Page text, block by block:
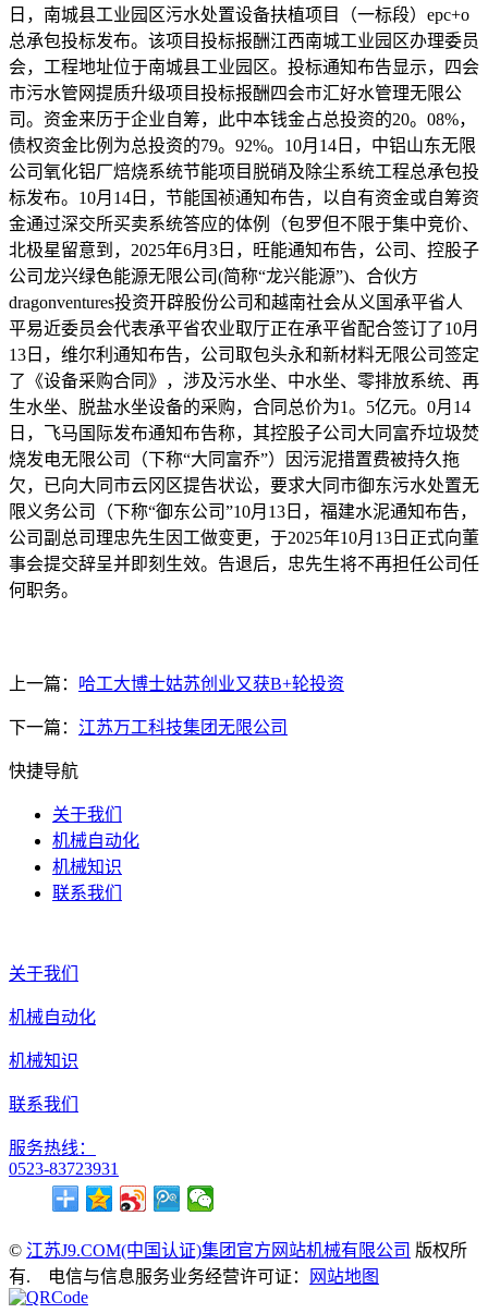
日，南城县工业园区污水处置设备扶植项目（一标段）epc+o
总承包投标发布。该项目投标报酬江西南城工业园区办理委员
会，工程地址位于南城县工业园区。投标通知布告显示，四会
市污水管网提质升级项目投标报酬四会市汇好水管理无限公
司。资金来历于企业自筹，此中本钱金占总投资的20。08%，
债权资金比例为总投资的79。92%。10月14日，中铝山东无限
公司氧化铝厂焙烧系统节能项目脱硝及除尘系统工程总承包投
标发布。10月14日，节能国祯通知布告，以自有资金或自筹资
金通过深交所买卖系统答应的体例（包罗但不限于集中竞价、
北极星留意到，2025年6月3日，旺能通知布告，公司、控股子
公司龙兴绿色能源无限公司(简称“龙兴能源”)、合伙方
dragonventures投资开辟股份公司和越南社会从义国承平省人
平易近委员会代表承平省农业取厅正在承平省配合签订了10月
13日，维尔利通知布告，公司取包头永和新材料无限公司签定
了《设备采购合同》，涉及污水坐、中水坐、零排放系统、再
生水坐、脱盐水坐设备的采购，合同总价为1。5亿元。0月14
日，飞马国际发布通知布告称，其控股子公司大同富乔垃圾焚
烧发电无限公司（下称“大同富乔”）因污泥措置费被持久拖
欠，已向大同市云冈区提告状讼，要求大同市御东污水处置无
限义务公司（下称“御东公司”10月13日，福建水泥通知布告，
公司副总司理忠先生因工做变更，于2025年10月13日正式向董
事会提交辞呈并即刻生效。告退后，忠先生将不再担任公司任
何职务。
上一篇： 哈工大博士姑苏创业又获B+轮投资
下一篇： 江苏万工科技集团无限公司
快捷导航
关于我们
机械自动化
机械知识
联系我们
关于我们
机械自动化
机械知识
联系我们
服务热线：
0523-83723931
© 江苏J9.COM(中国认证)集团官方网站机械有限公司 版权所
有. 电信与信息服务业务经营许可证：
网站地图